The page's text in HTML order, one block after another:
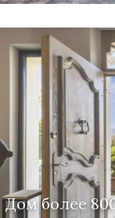
Дом более